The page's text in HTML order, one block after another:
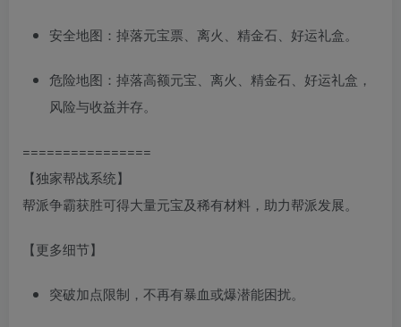
安全地图：掉落元宝票、离火、精金石、好运礼盒。
危险地图：掉落高额元宝、离火、精金石、好运礼盒，
风险与收益并存。
================
【独家帮战系统】
帮派争霸获胜可得大量元宝及稀有材料，助力帮派发展。
【更多细节】
突破加点限制，不再有暴血或爆潜能困扰。